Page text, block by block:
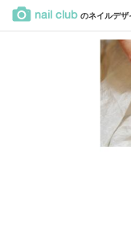
nail club のネイルデザ